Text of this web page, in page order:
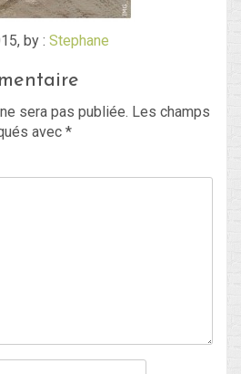
by : Stephane
sera pas publiée. Les champs
avec *